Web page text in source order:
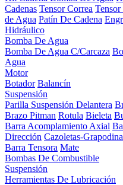
Cadenas Tensor Correa Tensor
de Agua Patín De Cadena
Hidráulico
Bomba De Agua
Bomba De Agua C/Carcaza
Agua
Motor
Botador Balancín
Suspensión
Parilla Suspensión Delantera
Brazo Pitman Rotula Bieleta
Barra Acomplamiento Axial
Dirección Cazoletas-
Barra Tensora Mate
Bombas De Combustible
Suspensión
Herramientas De Lubricación